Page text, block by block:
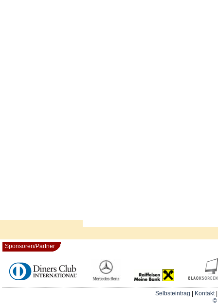
Sponsoren/Partner
Selbsteintrag Kontakt
©